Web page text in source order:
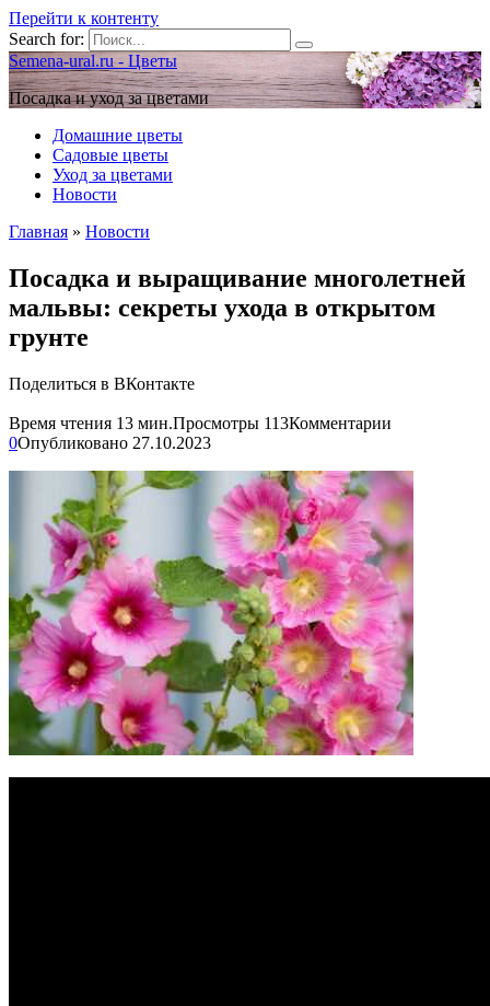
Перейти к контенту
Search for:
Semena-ural.ru - Цветы
Посадка и уход за цветами
Домашние цветы
Садовые цветы
Уход за цветами
Новости
Главная » Новости
Посадка и выращивание многолетней
мальвы: секреты ухода в открытом
грунте
Поделиться в ВКонтакте
Время чтения 13 мин.Просмотры 113Комментарии
0Опубликовано 27.10.2023